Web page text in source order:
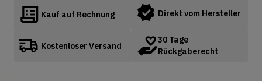
Kauf auf Rechnung
Kostenloser Versand
Direkt vom Hersteller
30 Tage
Rückgaberecht